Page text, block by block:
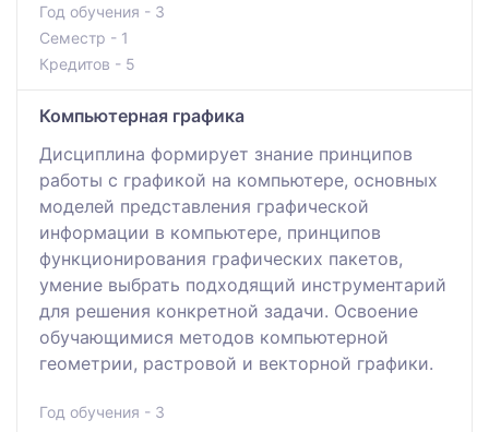
Год обучения - 3
Семестр - 1
Кредитов - 5
Компьютерная графика
Дисциплина формирует знание принципов
работы с графикой на компьютере, основных
моделей представления графической
информации в компьютере, принципов
функционирования графических пакетов,
умение выбрать подходящий инструментарий
для решения конкретной задачи. Освоение
обучающимися методов компьютерной
геометрии, растровой и векторной графики.
Год обучения - 3